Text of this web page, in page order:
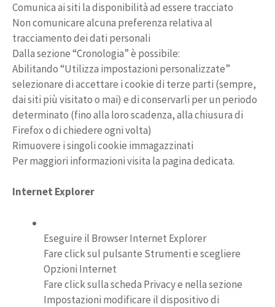
Comunica ai siti la disponibilità ad essere tracciato
Non comunicare alcuna preferenza relativa al
tracciamento dei dati personali
Dalla sezione “Cronologia” è possibile:
Abilitando “Utilizza impostazioni personalizzate”
selezionare di accettare i cookie di terze parti (sempre,
dai siti più visitato o mai) e di conservarli per un periodo
determinato (fino alla loro scadenza, alla chiusura di
Firefox o di chiedere ogni volta)
Rimuovere i singoli cookie immagazzinati
Per maggiori informazioni visita la pagina dedicata.
Internet Explorer
Eseguire il Browser Internet Explorer
Fare click sul pulsante Strumenti e scegliere
Opzioni Internet
Fare click sulla scheda Privacy e nella sezione
Impostazioni modificare il dispositivo di